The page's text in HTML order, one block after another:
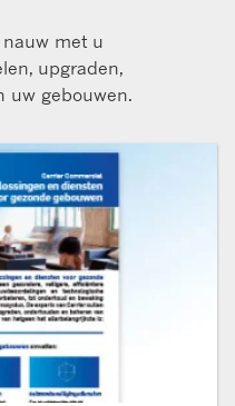
met u
upgraden,
uw gebouwen.